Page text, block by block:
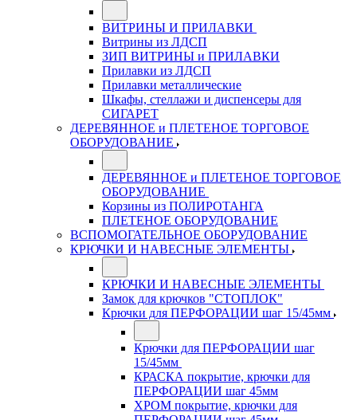
ВИТРИНЫ И ПРИЛАВКИ
Витрины из ЛДСП
ЗИП ВИТРИНЫ и ПРИЛАВКИ
Прилавки из ЛДСП
Прилавки металлические
Шкафы, стеллажи и диспенсеры для
СИГАРЕТ
ДЕРЕВЯННОЕ и ПЛЕТЕНОЕ ТОРГОВОЕ
ОБОРУДОВАНИЕ
ДЕРЕВЯННОЕ и ПЛЕТЕНОЕ ТОРГОВОЕ
ОБОРУДОВАНИЕ
Корзины из ПОЛИРОТАНГА
ПЛЕТЕНОЕ ОБОРУДОВАНИЕ
ВСПОМОГАТЕЛЬНОЕ ОБОРУДОВАНИЕ
КРЮЧКИ И НАВЕСНЫЕ ЭЛЕМЕНТЫ
КРЮЧКИ И НАВЕСНЫЕ ЭЛЕМЕНТЫ
Замок для крючков "СТОПЛОК"
Крючки для ПЕРФОРАЦИИ шаг 15/45мм
Крючки для ПЕРФОРАЦИИ шаг
15/45мм
КРАСКА покрытие, крючки для
ПЕРФОРАЦИИ шаг 45мм
ХРОМ покрытие, крючки для